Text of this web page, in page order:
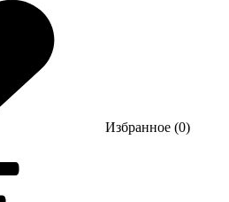
Избранное (0)